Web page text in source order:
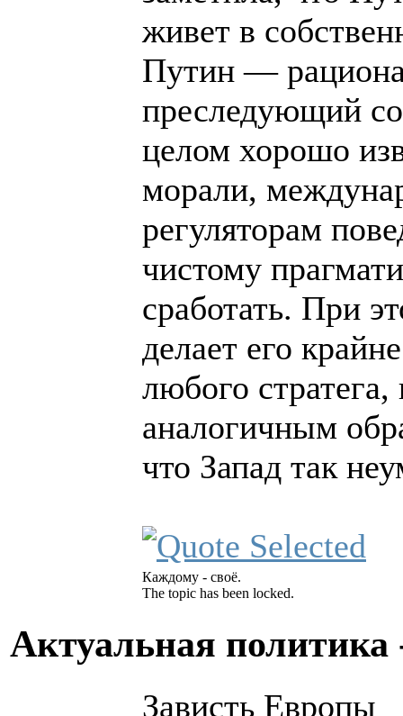
живет в
Путин —
преследующий
целом хорошо
морали,
регуляторам
чистому
сработать. При
делает его
любого
аналогичным
что Запад так
Каждому - своё.
The topic has been locked.
Актуальная политика
Зависть Европы